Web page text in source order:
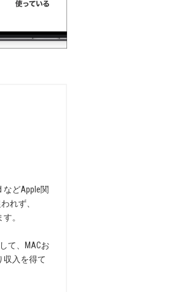
などApple関
れず、
。
て、MACお
収入を得て